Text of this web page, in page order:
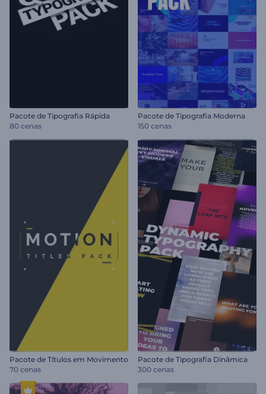
Pacote de Tipografia Rápida
80 cenas
Pacote de Tipografia Moderna
150 cenas
Pacote de Títulos em Movimento
70 cenas
Pacote de Tipografia Dinâmica
300 cenas